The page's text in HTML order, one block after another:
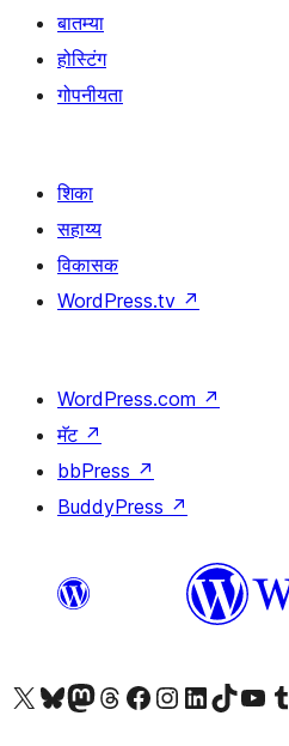
बातम्या
होस्टिंग
गोपनीयता
शिका
सहाय्य
विकासक
WordPress.tv ↗
WordPress.com ↗
मॅट ↗
bbPress ↗
BuddyPress ↗
आमच्या X (एक्स) (पूर्वीचे ट्विटर) खात्याला भेट द्या आमच्या ब्लूस्की खात्याला भेट द्या.आमच्या Mastodon खात्याला भेट द्या.आमच्या थ्रेड्स खात्याला भेट द्या. आमच्या फेसबुक पेजला भेट द्या आमच्या इंस्टाग्राम खात्याला भेट द्या आमच्या लिंक्डइन खात्याला भेट द्या आमच्या टिकटॉक अकाउंटला भेट द्या.आमच्या यूट्यूब चॅनेलला भेट द्या आमच्या टंबलर खात्याला भेट द्या.